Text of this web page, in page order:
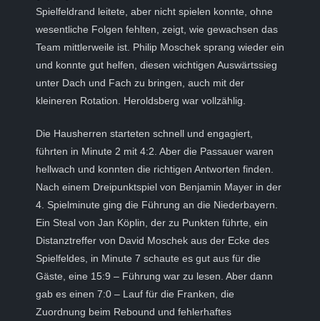
Spielfeldrand leitete, aber nicht spielen konnte, ohne
wesentliche Folgen fehlten, zeigt, wie gewachsen das
Team mittlerweile ist. Philip Moschek sprang wieder ein
und konnte gut helfen, diesen wichtigen Auswärtssieg
unter Dach und Fach zu bringen, auch mit der
kleineren Rotation. Heroldsberg war vollzählig.
Die Hausherren starteten schnell und engagiert,
führten in Minute 2 mit 4:2. Aber die Passauer waren
hellwach und konnten die richtigen Antworten finden.
Nach einem Dreipunktspiel von Benjamin Mayer in der
4. Spielminute ging die Führung an die Niederbayern.
Ein Steal von Jan Köplin, der zu Punkten führte, ein
Distanztreffer von David Moschek aus der Ecke des
Spielfeldes, in Minute 7 schaute es gut aus für die
Gäste, eine 15:9 – Führung war zu lesen. Aber dann
gab es einen 7:0 – Lauf für die Franken, die
Zuordnung beim Rebound und fehlerhaftes